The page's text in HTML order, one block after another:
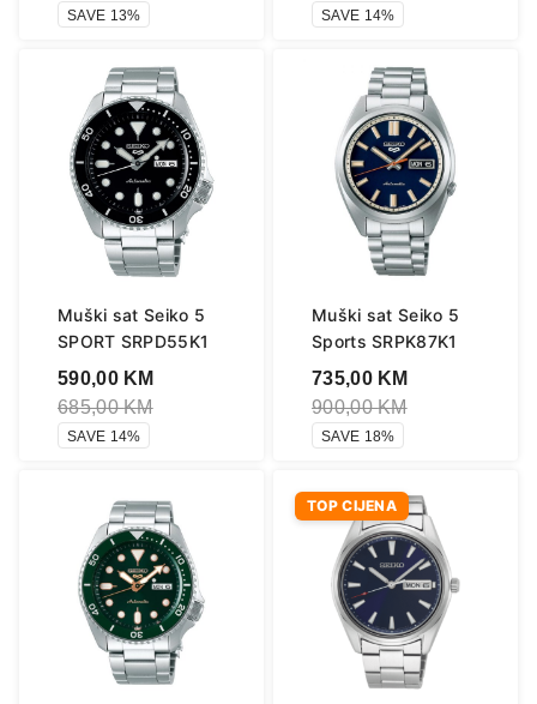
SAVE 13% SAVE 14%
Muški sat Seiko 5
SPORT SRPD55K1
590,00 KM
685,00KM
SAVE 14%
Muški sat Seiko 5
Sports SRPK87K1
735,00 KM
900,00KM
SAVE 18%
TOP CIJENA